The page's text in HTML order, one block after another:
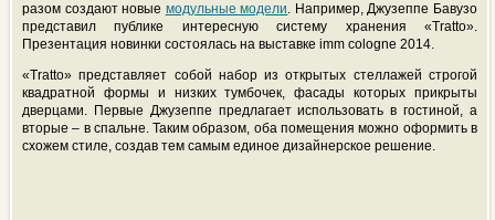
разом создают новые модульные модели. Например, Джузеппе Бавузо
представил публике интересную систему хранения «Tratto».
Презентация новинки состоялась на выставке imm cologne 2014.
«Tratto» представляет собой набор из открытых стеллажей строгой
квадратной формы и низких тумбочек, фасады которых прикрыты
дверцами. Первые Джузеппе предлагает использовать в гостиной, а
вторые – в спальне. Таким образом, оба помещения можно оформить в
схожем стиле, создав тем самым единое дизайнерское решение.